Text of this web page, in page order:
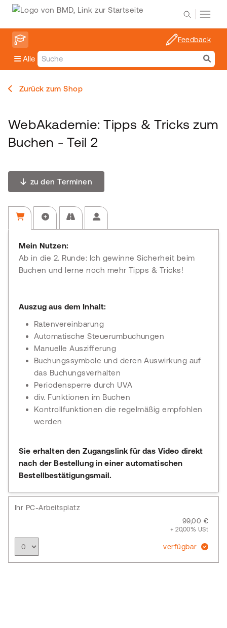
Alle
Feedback
Zurück zum Shop
WebAkademie: Tipps & Tricks zum
Buchen - Teil 2
zu den Terminen
Mein Nutzen:
Ab in die 2. Runde: Ich gewinne Sicherheit beim
Buchen und lerne noch mehr Tipps & Tricks!
Auszug aus dem Inhalt:
Ratenvereinbarung
Automatische Steuerumbuchungen
Manuelle Auszifferung
Buchungssymbole und deren Auswirkung auf
das Buchungsverhalten
Periodensperre durch UVA
div. Funktionen im Buchen
Kontrollfunktionen die regelmäßig empfohlen
werden
Sie erhalten den Zugangslink für das Video direkt
nach der Bestellung in einer automatischen
Bestellbestätigungsmail.
Ihr PC-Arbeitsplatz
99,00 €
+ 20,00% USt
verfügbar